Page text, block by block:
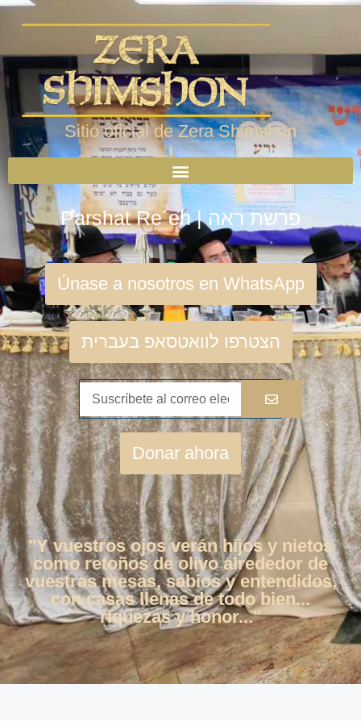
Sitio oficial de Zera Shimshon
Parshat Re´eh | פרשת ראה
Únase a nosotros en WhatsApp
הצטרפו לוואטסאפ בעברית
Donar ahora
"Y vuestros ojos verán hijos y nietos
como retoños de olivo alrededor de
vuestras mesas, sabios y entendidos,
con casas llenas de todo bien...
riquezas y honor..."